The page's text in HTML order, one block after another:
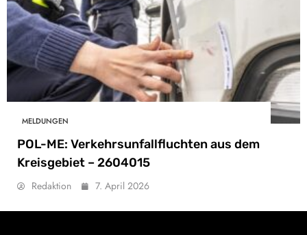
MELDUNGEN
POL-ME: Verkehrsunfallfluchten aus dem
Kreisgebiet – 2604015
Redaktion 7. April 2026